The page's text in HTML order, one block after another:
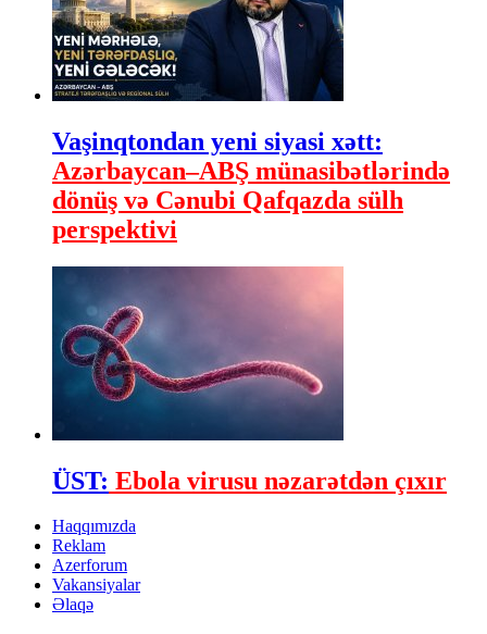
Vaşinqtondan yeni siyasi xətt:
Azərbaycan–ABŞ münasibətlərində
dönüş və Cənubi Qafqazda sülh
perspektivi
ÜST: Ebola virusu nəzarətdən çıxır
Haqqımızda
Reklam
Azerforum
Vakansiyalar
Əlaqə